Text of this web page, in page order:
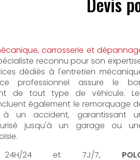
carrosserie et
reconnu pour son
dédiés à l'entretien
professionnel assure le
de tout type de véhicule.
également le remorquage
un accident, garantissant
jusqu'à un garage ou
24H/24 et 7J/7,